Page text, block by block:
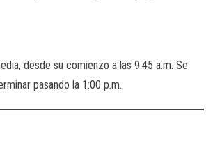
desde su comienzo a las 9:45 a.m. Se
pasando la 1:00 p.m.